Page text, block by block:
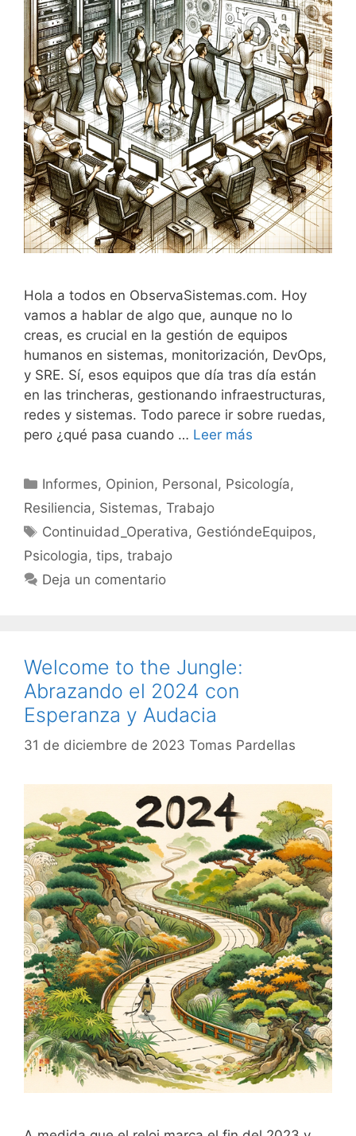
Hola a todos en ObservaSistemas.com. Hoy
vamos a hablar de algo que, aunque no lo
creas, es crucial en la gestión de equipos
humanos en sistemas, monitorización, DevOps,
y SRE. Sí, esos equipos que día tras día están
en las trincheras, gestionando infraestructuras,
redes y sistemas. Todo parece ir sobre ruedas,
pero ¿qué pasa cuando … Leer más
Categorías
Informes, Opinion, Personal, Psicología,
Resiliencia, Sistemas, Trabajo
Etiquetas
Continuidad_Operativa, GestióndeEquipos,
Psicologia, tips, trabajo
Deja un comentario
Welcome to the Jungle:
Abrazando el 2024 con
Esperanza y Audacia
31 de diciembre de 2023 Tomas Pardellas